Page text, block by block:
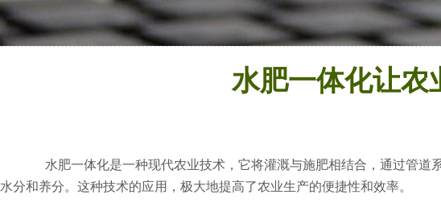
水肥一体化让农
水肥一体化是一种现代农业技术，它将灌溉与施肥相结合，通过管道
水分和养分。这种技术的应用，极大地提高了农业生产的便捷性和效率。